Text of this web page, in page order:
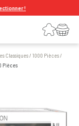
!
Connexion
Votre panier
Classiques/ 1000 Pièces/
Pièces